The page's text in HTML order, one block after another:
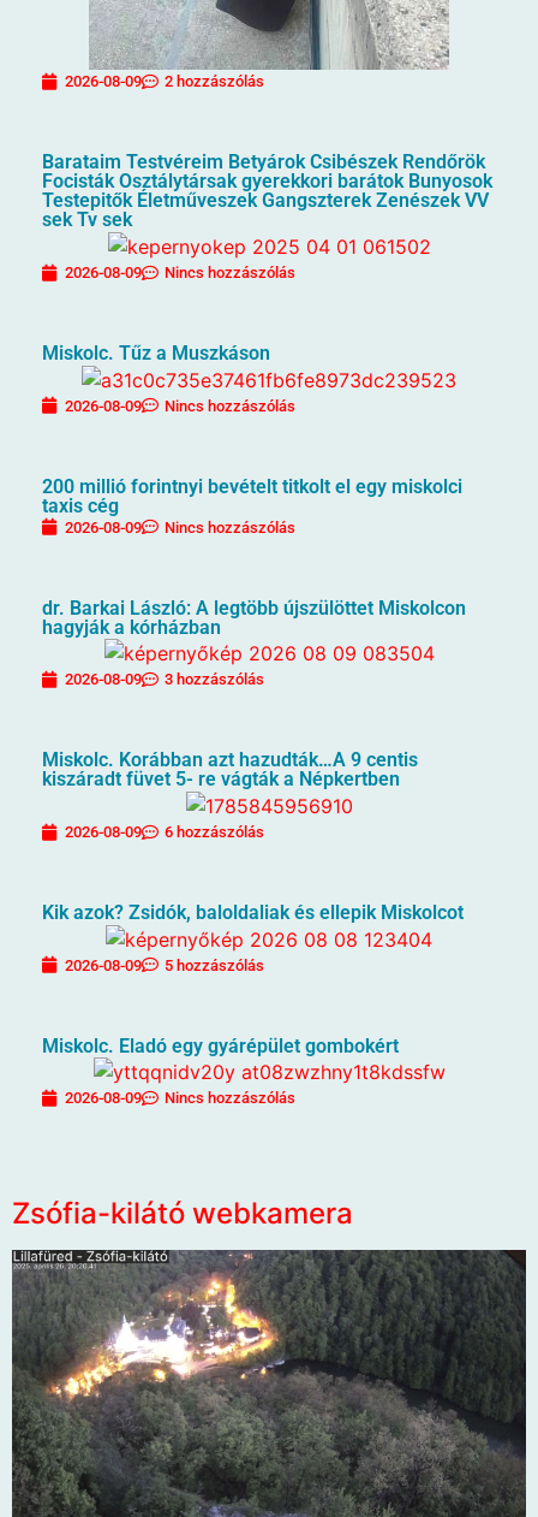
2026-08-09 2 hozzászólás
Barataim Testvéreim Betyárok Csibészek Rendőrök
Focisták Osztálytársak gyerekkori barátok Bunyosok
Testepitők Életműveszek Gangszterek Zenészek VV
sek Tv sek
2026-08-09 Nincs hozzászólás
Miskolc. Tűz a Muszkáson
2026-08-09 Nincs hozzászólás
200 millió forintnyi bevételt titkolt el egy miskolci
taxis cég
2026-08-09 Nincs hozzászólás
dr. Barkai László: A legtöbb újszülöttet Miskolcon
hagyják a kórházban
2026-08-09 3 hozzászólás
Miskolc. Korábban azt hazudták…A 9 centis
kiszáradt füvet 5- re vágták a Népkertben
2026-08-09 6 hozzászólás
Kik azok? Zsidók, baloldaliak és ellepik Miskolcot
2026-08-09 5 hozzászólás
Miskolc. Eladó egy gyárépület gombokért
2026-08-09 Nincs hozzászólás
Zsófia-kilátó webkamera